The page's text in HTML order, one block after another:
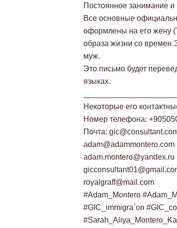
Постоянное занимание и
Все основные
оформлены на его жену
образа жизни со времен
муж.
Это письмо будет
языках.
Некоторые его
Номер телефона:
Почта:
adam@adammontero.com
adam.montero@yandex.ru
royalgraff@mail.com
#Adam_Montero
#GIC_immigra`on